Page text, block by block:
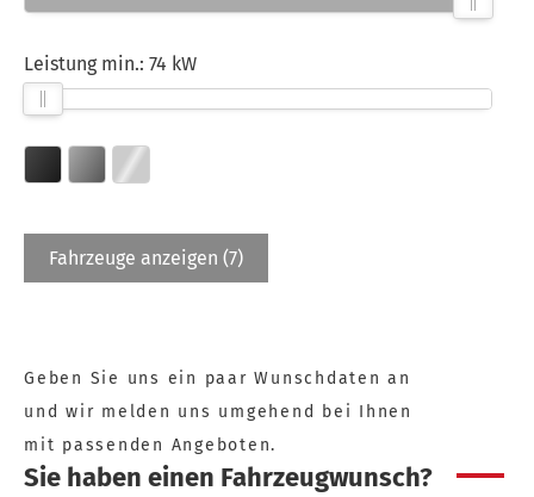
Leistung min.: 74 kW
Fahrzeuge anzeigen (7)
Geben Sie uns ein paar Wunschdaten an
und wir melden uns umgehend bei Ihnen
mit passenden Angeboten.
Sie haben einen Fahrzeugwunsch?